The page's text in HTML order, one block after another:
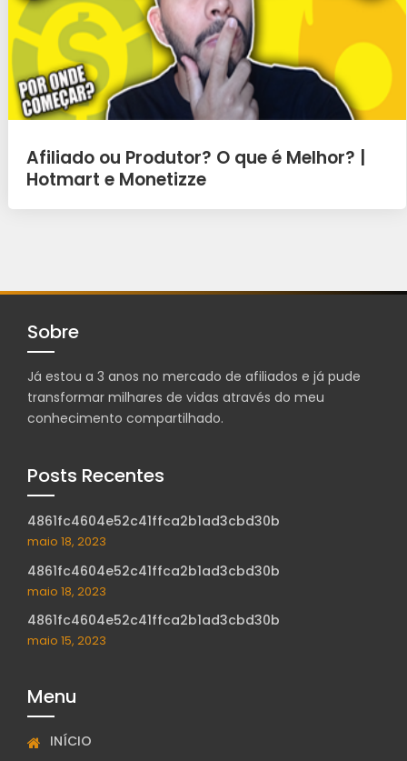
Afiliado ou Produtor? O que é Melhor? |
Hotmart e Monetizze
Sobre
Já estou a 3 anos no mercado de afiliados e já pude
transformar milhares de vidas através do meu
conhecimento compartilhado.
Posts Recentes
4861fc4604e52c41ffca2b1ad3cbd30b
maio 18, 2023
4861fc4604e52c41ffca2b1ad3cbd30b
maio 18, 2023
4861fc4604e52c41ffca2b1ad3cbd30b
maio 15, 2023
Menu
INÍCIO